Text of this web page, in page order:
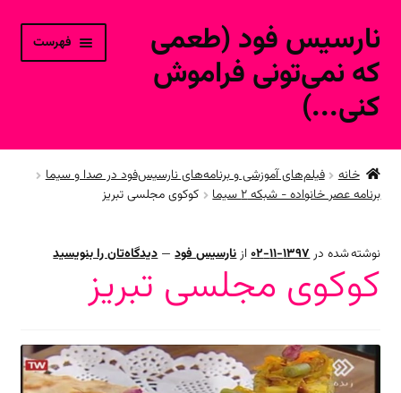
پرش
ناوبری
پرش
محتوا
نارسیس فود (طعمی
که نمی‌تونی فراموش
کنی...)
فهرست
خانه
ورود به حساب کاربری
محصولات فروشگاه آنلاین
ارتباط با ما
خانه
فیلم‌های آموزشی و برنامه‌های نارسیس‌فود در صدا و سیما
برنامه عصر خانواده - شبکه ۲ سیما
کوکوی مجلسی تبریز
نوشته شده در1397-11-02 ازنارسیس فود —دیدگاه‌تان را بنویسید
کوکوی مجلسی تبریز